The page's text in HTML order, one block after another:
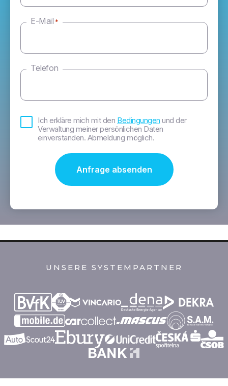
E-Mail *
Telefon
Bedingungen
Ich erkläre mich mit den Bedingungen und der
Verwaltung meiner persönlichen Daten
einverstanden. Abmeldung möglich.
UNSERE SYSTEMPARTNER